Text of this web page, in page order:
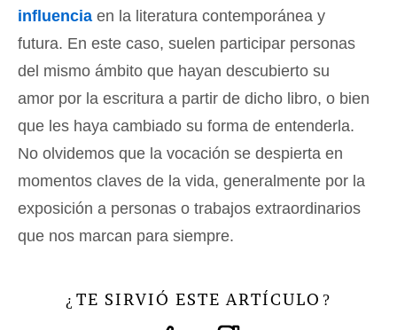
influencia en la literatura contemporánea y
futura. En este caso, suelen participar personas
del mismo ámbito que hayan descubierto su
amor por la escritura a partir de dicho libro, o bien
que les haya cambiado su forma de entenderla.
No olvidemos que la vocación se despierta en
momentos claves de la vida, generalmente por la
exposición a personas o trabajos extraordinarios
que nos marcan para siempre.
¿ TE SIRVIÓ ESTE ARTÍCULO ?